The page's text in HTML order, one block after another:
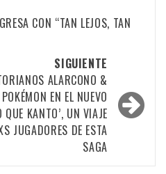
CON “TAN LEJOS, TAN
SIGUIENTE
ALARCONO &
EN EL NUEVO
QUE KANTO’, UN VIAJE
JUGADORES DE ESTA
SAGA